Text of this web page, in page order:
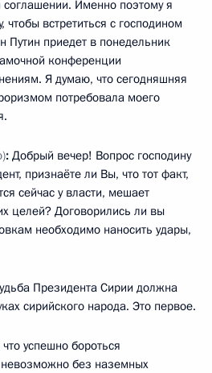
Именно поэтому я
чтобы встретиться с господином
Путин приедет в понедельник
конференции
Я думаю, что сегодняшняя
потребовала моего
: Добрый вечер! Вопрос господину
признаёте ли Вы, что тот факт,
сейчас у власти, мешает
целей? Договорились ли вы
необходимо наносить удары,
Президента Сирии должна
сирийского народа. Это первое.
успешно бороться
без наземных